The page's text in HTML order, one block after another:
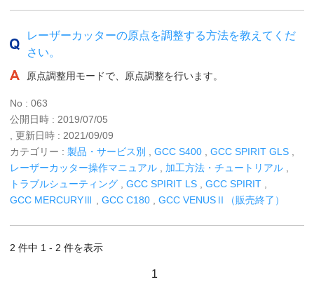
レーザーカッターの原点を調整する方法を教えてくだ
さい。
原点調整用モードで、原点調整を行います。
No : 063
公開日時 : 2019/07/05
, 更新日時 : 2021/09/09
カテゴリー : 製品・サービス別 GCC S400 GCC SPIRIT GLS
レーザーカッター操作マニュアル
加工方法・チュートリアル
トラブルシューティング
GCC SPIRIT LS GCC SPIRIT
GCC MERCURYⅢ
GCC C180 GCC VENUSⅡ（販売終了）
2 件中 1 - 2 件を表示
1